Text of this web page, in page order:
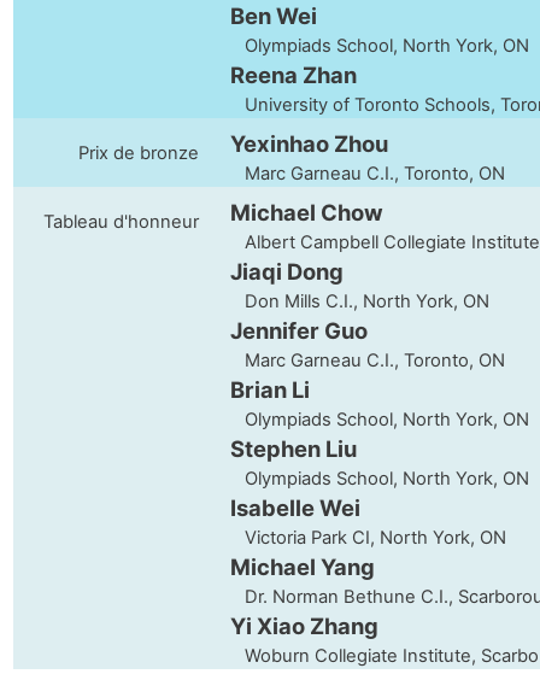
Ben Wei
Olympiads School, North York, ON
Reena Zhan
University of Toronto Schools,
Prix de bronze Yexinhao Zhou
Marc Garneau C.I., Toronto, ON
Tableau d'honneur Michael Chow
Albert Campbell Collegiate
Jiaqi Dong
Don Mills C.I., North York, ON
Jennifer Guo
Marc Garneau C.I., Toronto, ON
Brian Li
Olympiads School, North York, ON
Stephen Liu
Olympiads School, North York, ON
Isabelle Wei
Victoria Park CI, North York, ON
Michael Yang
Dr. Norman Bethune C.I.,
Yi Xiao Zhang
Woburn Collegiate Institute,